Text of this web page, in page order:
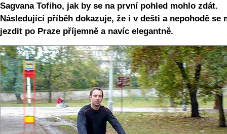
Sagvana Tofiho, jak by se na první pohled mohlo zdát.
Následující příběh dokazuje, že i v dešti a nepohodě se
jezdit po Praze příjemně a navíc elegantně.